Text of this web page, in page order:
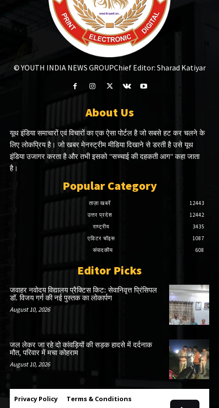
© YOUTH INDIA NEWS GROUPChief Editor: Sharad Katiyar
About Us
यूथ इंडिया समाचारों एवं विचारों का एक ऐसा पोर्टल है जो सबसे हट कर चलने के
लिए लोकप्रिय है। जो खबर मेनस्ट्रीम मीडिया दिखाने से डरती है उसे यूथ
इंडिया उजागर करता है और तभी इसको "सच्चाई की दहकती आग" कहा जाता
है।
Popular Category
ताज़ा खबरें
12443
उत्तर प्रदेश
12442
राष्ट्रीय
3435
एडिटर चॉइस
1087
संपादकीय
608
Editor Picks
जवाहर नवोदय विद्यालय प्रैक्टिस किट: सेवानिवृत्त प्रिंसिपल
डॉ. विजय गर्ग की नई पुस्तक का लोकार्पण
August 10, 2026
जल लेकर जा रहे दो कांवड़ियों की सड़क हादसे में दर्दनाक
मौत, परिवार में मचा कोहराम
August 10, 2026
Privacy Policy Terms & Conditions